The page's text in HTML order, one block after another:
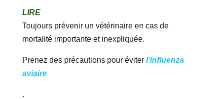
LIRE
Toujours prévenir un vétérinaire en cas de
mortalité importante et inexpliquée.
Prenez des précautions pour éviter l’influenza
aviaire
.